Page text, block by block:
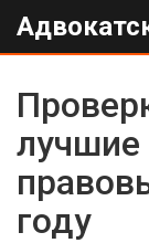
лучшие
году